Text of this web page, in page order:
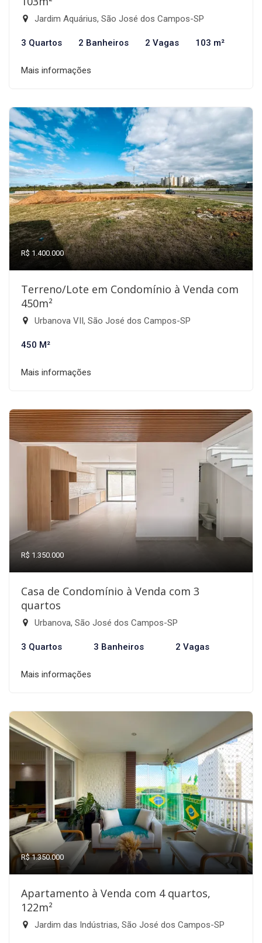
Jardim Aquárius, São José dos Campos-SP
3 Quartos 2 Banheiros 2 Vagas 103 m²
Mais informações
R$ 1.400.000
Terreno/Lote em Condomínio à Venda com
450m²
Urbanova VII, São José dos Campos-SP
450 M²
Mais informações
R$ 1.350.000
Casa de Condomínio à Venda com 3
quartos
Urbanova, São José dos Campos-SP
3 Quartos 3 Banheiros 2 Vagas
Mais informações
R$ 1.350.000
Apartamento à Venda com 4 quartos,
122m²
Jardim das Indústrias, São José dos Campos-SP